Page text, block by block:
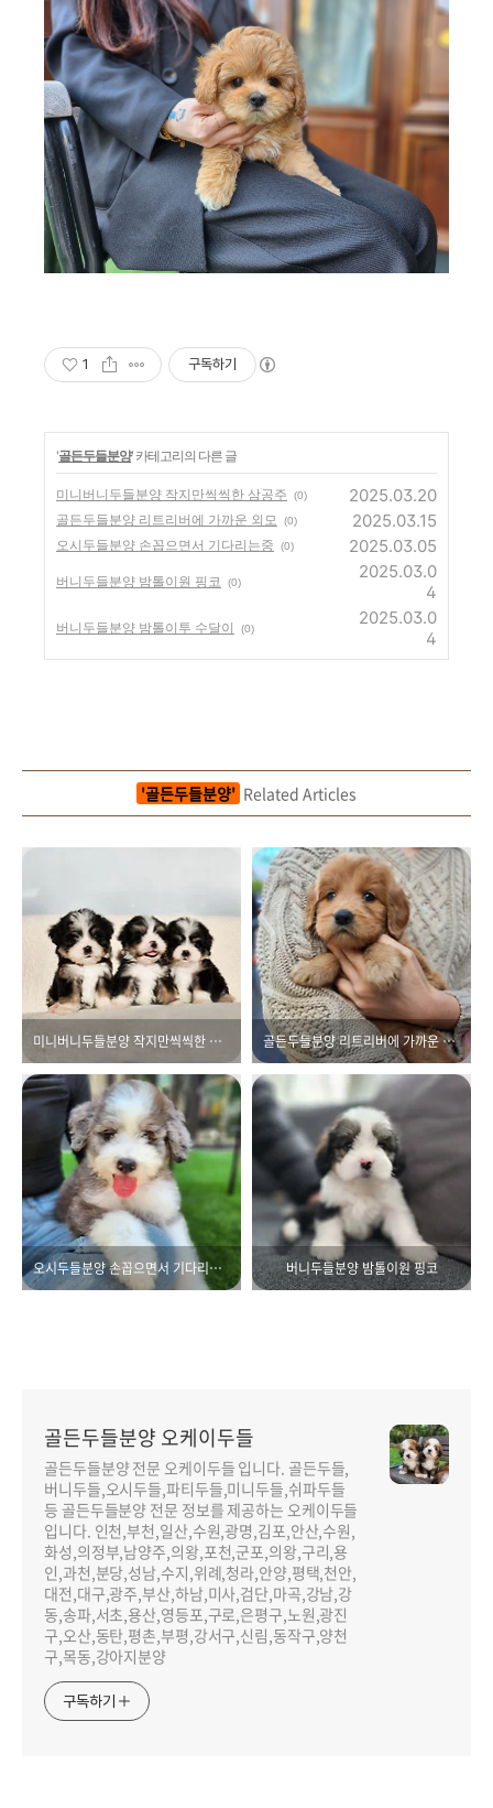
1 구독하기
'골든두들분양' 카테고리의 다른 글
미니버니두들분양 작지만씩씩한 삼공주 (0) 2025.03.20
골든두들분양 리트리버에 가까운 외모 (0) 2025.03.15
오시두들분양 손꼽으면서 기다리는중 (0) 2025.03.05
버니두들분양 밤톨이원 핑코 (0)
2025.03.0
4
버니두들분양 밤톨이투 수달이 (0)
2025.03.0
4
'골든두들분양' Related Articles
미니버니두들분양 작지만씩씩한 삼공주 골든두들분양 리트리버에 가까운 외모
오시두들분양 손꼽으면서 기다리는중 버니두들분양 밤톨이원 핑코
골든두들분양 오케이두들
골든두들분양 전문 오케이두들 입니다. 골든두들,
버니두들,오시두들,파티두들,미니두들,쉬파두들
등 골든두들분양 전문 정보를 제공하는 오케이두들
입니다. 인천,부천,일산,수원,광명,김포,안산,수원,
화성,의정부,남양주,의왕,포천,군포,의왕,구리,용
인,과천,분당,성남,수지,위례,청라,안양,평택,천안,
대전,대구,광주,부산,하남,미사,검단,마곡,강남,강
동,송파,서초,용산,영등포,구로,은평구,노원,광진
구,오산,동탄,평촌,부평,강서구,신림,동작구,양천
구,목동,강아지분양
구독하기